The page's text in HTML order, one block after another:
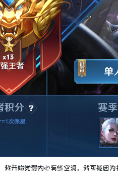
我开始觉得内心有些空洞，我可能因